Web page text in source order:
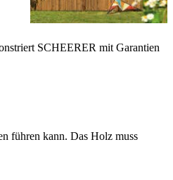
SCHEERER mit Garantien
führen kann. Das Holz muss